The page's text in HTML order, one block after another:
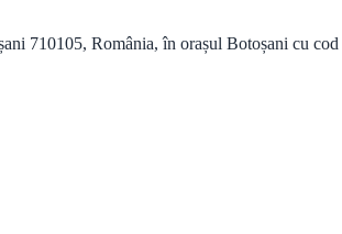
710105, România, în orașul Botoșani cu